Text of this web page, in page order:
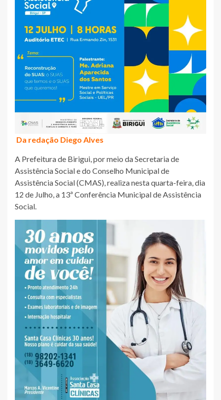
Da redação Diego Alves
A Prefeitura de Birigui, por meio da Secretaria de
Assistência Social e do Conselho Municipal de
Assistência Social (CMAS), realiza nesta quarta-feira, dia
12 de Julho, a 13ª Conferência Municipal de Assistência
Social.